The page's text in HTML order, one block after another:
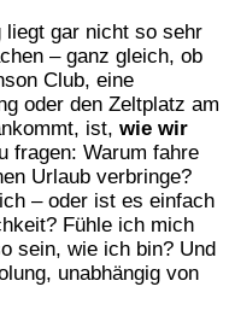
liegt gar nicht so sehr
– ganz gleich, ob
Club, eine
oder den Zeltplatz am
ist, wie wir
fragen: Warum fahre
Urlaub verbringe?
– oder ist es einfach
Fühle ich mich
sein, wie ich bin? Und
unabhängig von